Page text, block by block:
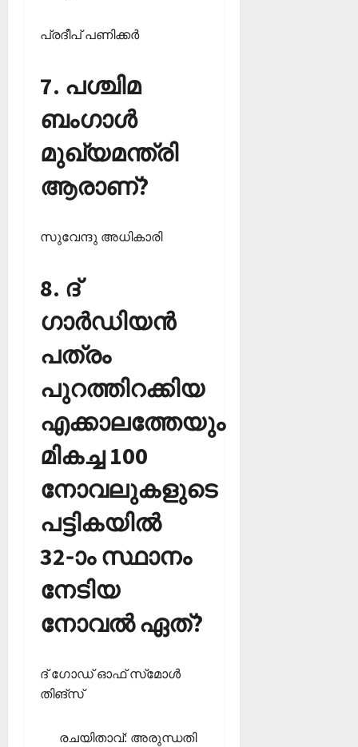
പ്രദീപ് പണിക്കര്‍
7. പശ്ചിമ
ബംഗാള്‍
മുഖ്യമന്ത്രി
ആരാണ്?
സുവേന്ദു അധികാരി
8. ദ്
ഗാര്‍ഡിയന്‍
പത്രം
പുറത്തിറക്കിയ
എക്കാലത്തേയും
മികച്ച 100
നോവലുകളുടെ
പട്ടികയില്‍
32-ാം സ്ഥാനം
നേടിയ
നോവല്‍ ഏത്?
ദ് ഗോഡ് ഓഫ് സ്‌മോള്‍
തിങ്‌സ്
രചയിതാവ്: അരുന്ധതി